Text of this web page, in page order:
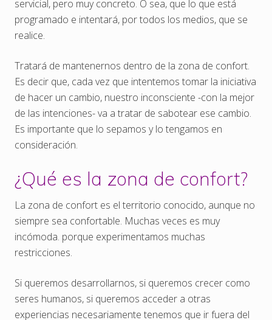
servicial, pero muy concreto. O sea, que lo que está
programado e intentará, por todos los medios, que se
realice.
Tratará de mantenernos dentro de la zona de confort.
Es decir que, cada vez que intentemos tomar la iniciativa
de hacer un cambio, nuestro inconsciente -con la mejor
de las intenciones- va a tratar de sabotear ese cambio.
Es importante que lo sepamos y lo tengamos en
consideración.
¿Qué es la zona de confort?
La zona de confort es el territorio conocido, aunque no
siempre sea confortable. Muchas veces es muy
incómoda. porque experimentamos muchas
restricciones.
Si queremos desarrollarnos, si queremos crecer como
seres humanos, si queremos acceder a otras
experiencias necesariamente tenemos que ir fuera del